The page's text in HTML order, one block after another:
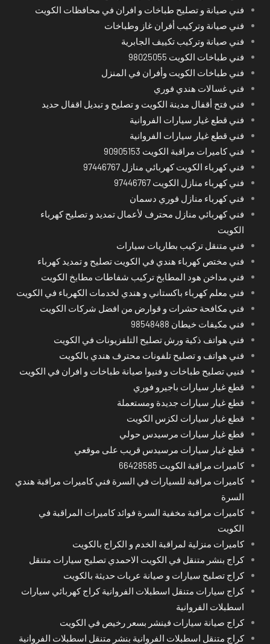
فني صيانة و تصليح طباخات و افران في محافظات الكويت
فني صيانة وتركيب أفران غاز وطباخات
فني صيانة وتركيب تكييف الجابرية
فني طباخات الكويت 98025055
فني طباخات الكويت وأفران في المنزل
فني غسالات هندي فوري
فني فتح أقفال مدينة الكويت و تصليح و تبديل اقفال حديد
فني قطع غيار سيارات الفروانية
فني قطع غيار سيارات الفروانية
فني كاميرات مراقبة الكويت 90905153
فني كهرباء الكويت كهربائي منازل 97446767
فني كهرباء منازل الكويت 97446767
فني كهرباء منازل فوري دسمان
فني كهربائي منازل محترف لأعمال تمديد و تصليح كهرباء
الكويت
فني متنقل تركيب بطاريات سيارات
فني مختص كهرباء هندي في الكويت تصليح و تمديد كهرباء
فني مداخن هود المطابخ تركيب شفاطات مطابخ الكويت
فني معلم كهرباء باكستاني و هندي لخدمات الكهرباء في الكويت
فني مكافحة حشرات و قوارض من افضل شركات الكويت
فني مكيفات خيطان 98548488
فني هواتف ذكية ورش تصليح التلفزيونات في الكويت
فني هواتف و تصليح تلفونات محترف هندي بالكويت
فنيي تصليح طباخات و فنيوا صيانة طباخات و افران في الكويت
قطع غيار سيارات باجيرو فوري
قطع غيار سيارات جديدة ومستعملة
قطع غيار سيارات لكزس الكويت
قطع غيار سيارات مرسيدس حولي
قطع غيار سيارات مرسيدس قريب على موقعي
كاميرات مراقبة الكويت 66428585
كاميرات مراقبة للسيارات في السرة فني كاميرات مراقبة هندي
السرة
كاميرات مراقبة مخفية السرة فوائد كاميرات المراقبة في
الكويت
كاميرات منزلية لمراقبة الخدم و الكراج بالكويت
كراج بنشر متنقل في الكويت الاحمدي تصليح سيارات متنقل
كراج تصليح سيارات و صيانة عربات حديثة بالكويت
كراج سيارات متنقل اسطبلات الفروانية كراج كهربائي سيارات
اسطبلات الفروانية
كراج صيانة سيارات فينشر بسعر رخيص في الكويت
كراج متنقل اسطبلات الفروانية بنشر متنقل اسطبلات الفروانية